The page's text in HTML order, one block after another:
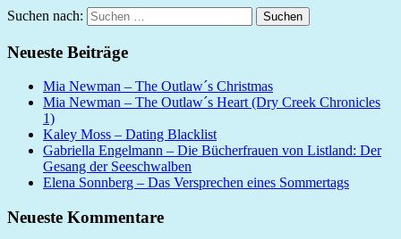
Suchen nach: Suchen
Neueste Beiträge
Mia Newman – The Outlaw´s Christmas
Mia Newman – The Outlaw´s Heart (Dry Creek Chronicles
1)
Kaley Moss – Dating Blacklist
Gabriella Engelmann – Die Bücherfrauen von Listland: Der
Gesang der Seeschwalben
Elena Sonnberg – Das Versprechen eines Sommertags
Neueste Kommentare